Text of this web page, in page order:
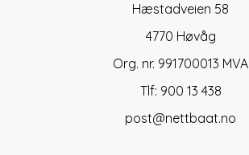
Hæstadveien 58
4770 Høvåg
Org. nr. 991700013 MVA
Tlf: 900 13 438
post@nettbaat.no